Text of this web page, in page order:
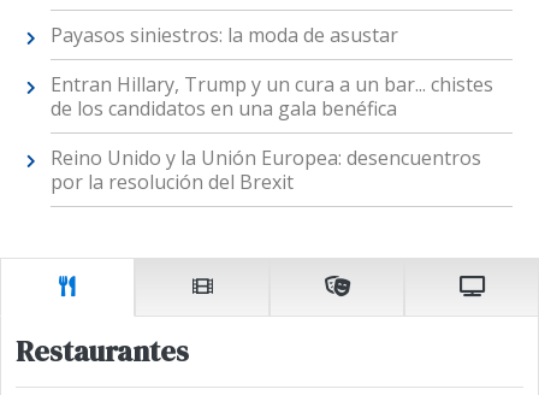
Payasos siniestros: la moda de asustar
Entran Hillary, Trump y un cura a un bar... chistes
de los candidatos en una gala benéfica
Reino Unido y la Unión Europea: desencuentros
por la resolución del Brexit
Restaurantes